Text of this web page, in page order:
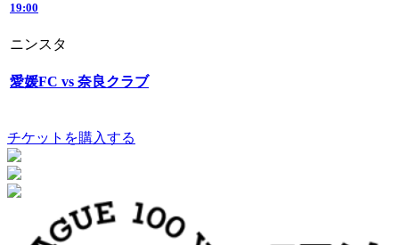
19:00
ニンスタ
愛媛FC vs 奈良クラブ
チケットを購入する